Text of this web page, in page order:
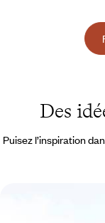
Des
Puisez l’inspiration